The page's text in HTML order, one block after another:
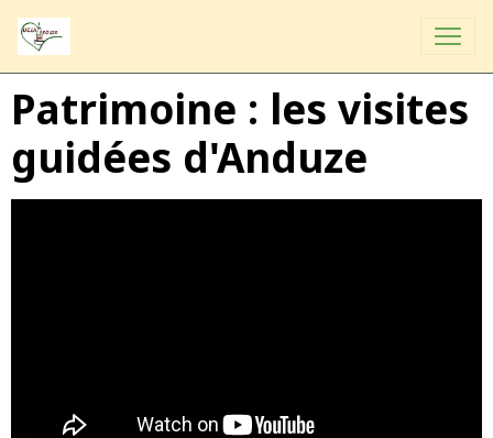
Patrimoine : les visites
guidées d'Anduze